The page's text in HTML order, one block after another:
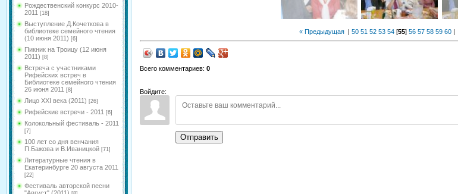
Рождественский конкурс 2010-
2011 [18]
Выступление Д.Кочеткова в
библиотеке семейного чтения
(10 июня 2011) [6]
Пикник на Троицу (12 июня
2011) [8]
Встреча с участниками
Рифейских встреч в
Библиотеке семейного чтения
26 июня 2011 [8]
Лицо XXI века (2011) [26]
Рифейские встречи - 2011 [6]
Колокольный фестиваль - 2011
[7]
100 лет со дня венчания
П.Бажова и В.Иваницкой [71]
Литературные чтения в
Екатеринбурге 20 августа 2011
[22]
Фестиваль авторской песни
« Предыдущая | 50 51 52 53 54 [55] 56 57 58 59 60 |
Всего комментариев: 0
Войдите:
Отправить